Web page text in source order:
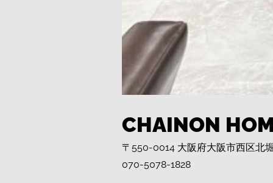
CHAINON
〒550-0014 大阪府大阪市西区北
070-5078-1828